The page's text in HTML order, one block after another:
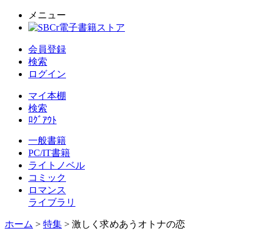
メニュー
会員登録
検索
ログイン
マイ本棚
検索
ﾛｸﾞｱｳﾄ
一般書籍
PC/IT書籍
ライトノベル
コミック
ロマンス
ライブラリ
ホーム > 特集 > 激しく求めあうオトナの恋